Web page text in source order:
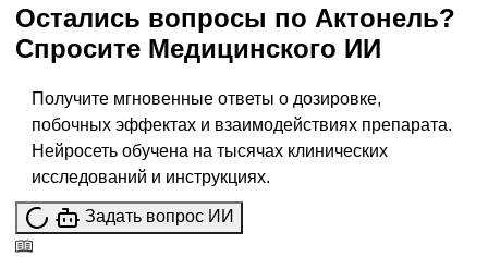
Остались вопросы по Актонель?
Спросите Медицинского ИИ
Получите мгновенные ответы о дозировке,
побочных эффектах и взаимодействиях препарата.
Нейросеть обучена на тысячах клинических
исследований и инструкциях.
Задать вопрос ИИ